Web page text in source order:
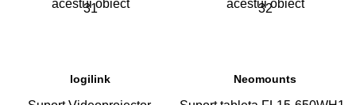
31
logilink
32
Neomounts